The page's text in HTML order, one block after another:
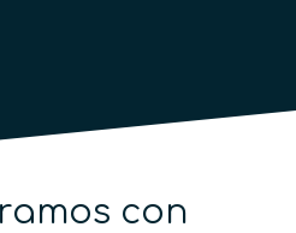
con